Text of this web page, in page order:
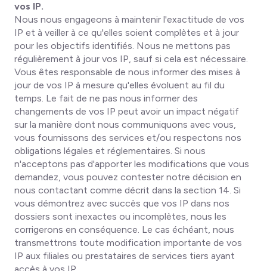
vos IP.
Nous nous engageons à maintenir l'exactitude de vos
IP et à veiller à ce qu'elles soient complètes et à jour
pour les objectifs identifiés. Nous ne mettons pas
régulièrement à jour vos IP, sauf si cela est nécessaire.
Vous êtes responsable de nous informer des mises à
jour de vos IP à mesure qu'elles évoluent au fil du
temps. Le fait de ne pas nous informer des
changements de vos IP peut avoir un impact négatif
sur la manière dont nous communiquons avec vous,
vous fournissons des services et/ou respectons nos
obligations légales et réglementaires. Si nous
n'acceptons pas d'apporter les modifications que vous
demandez, vous pouvez contester notre décision en
nous contactant comme décrit dans la section 14. Si
vous démontrez avec succès que vos IP dans nos
dossiers sont inexactes ou incomplètes, nous les
corrigerons en conséquence. Le cas échéant, nous
transmettrons toute modification importante de vos
IP aux filiales ou prestataires de services tiers ayant